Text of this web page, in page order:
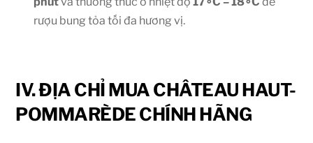
rượu bung tỏa tối đa hương vị.
IV. ĐỊA CHỈ MUA CHÂTEAU HAUT-
POMMARÈDE CHÍNH HÃNG